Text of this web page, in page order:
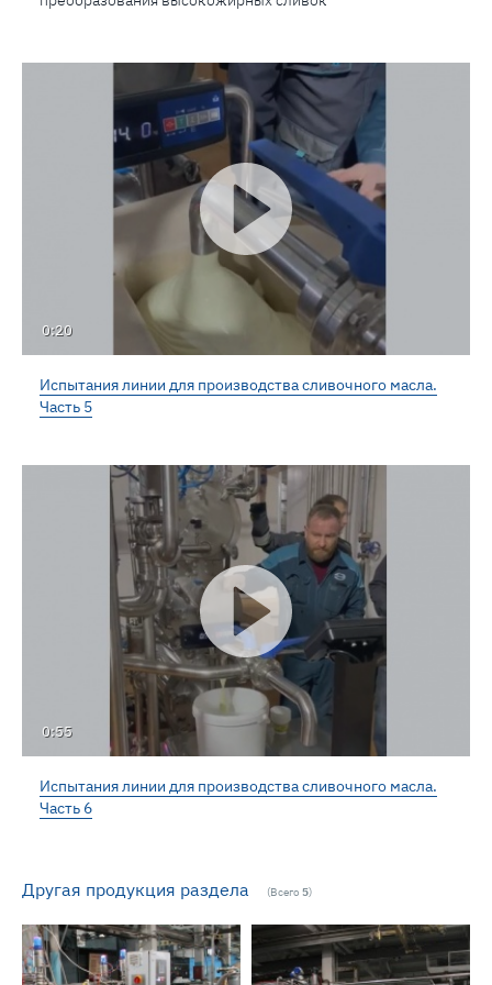
0:20
Испытания линии для производства сливочного масла.
Часть 5
0:55
Испытания линии для производства сливочного масла.
Часть 6
Другая продукция раздела (Всего 5)